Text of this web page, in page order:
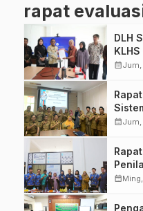
rapat
DLH
calendar_month
calendar_monthJum,
calendar_month